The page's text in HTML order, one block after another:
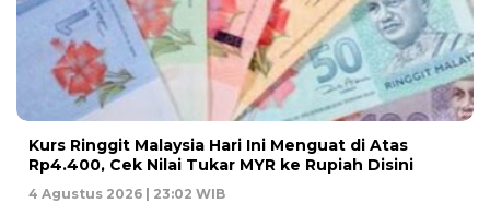
Kurs Ringgit Malaysia Hari Ini Menguat di Atas
Rp4.400, Cek Nilai Tukar MYR ke Rupiah Disini
4 Agustus 2026 | 23:02 WIB